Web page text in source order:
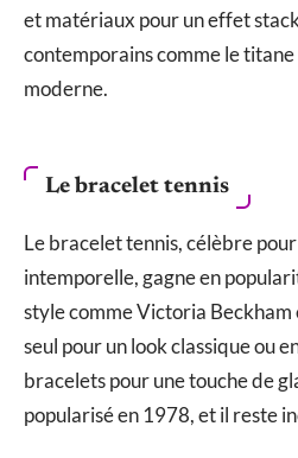
et matériaux pour un effet
contemporains comme le
moderne.
Le bracelet tennis
Le bracelet tennis, célèbre
intemporelle, gagne en
style comme Victoria Beckham
seul pour un look classique ou
bracelets pour une touche de
popularisé en 1978, et il reste